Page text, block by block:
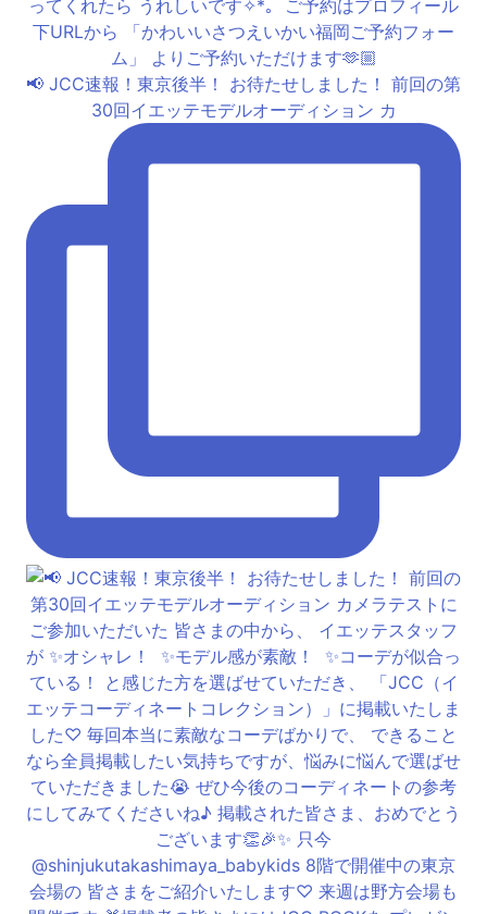
📢 JCC速報！東京後半！ お待たせしました！ 前回の第
30回イエッテモデルオーディション カ